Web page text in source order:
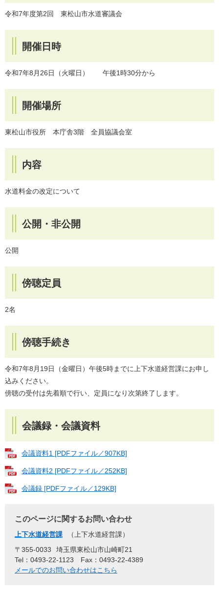
令和7年度第2回 東松山市水道審議会
開催日時
令和7年8月26日（火曜日） 午後1時30分から
開催場所
東松山市役所 本庁舎3階 全員協議会室
内容
水道料金の改定について
公開・非公開
公開
傍聴定員
2名
傍聴手続き
令和7年8月19日（金曜日）午後5時までに上下水道経営課にお申し
込みください。
傍聴の受付は先着順で行い、定員になり次第終了します。
会議録・会議資料
会議資料1 [PDFファイル／907KB]
会議資料2 [PDFファイル／252KB]
会議録 [PDFファイル／129KB]
このページに関するお問い合わせ
上下水道経営課
上下水道経営課
〒355-0033
埼玉県東松山市山崎町21
Tel：0493-22-1123
Fax：0493-22-4389
メールでのお問い合わせはこちら